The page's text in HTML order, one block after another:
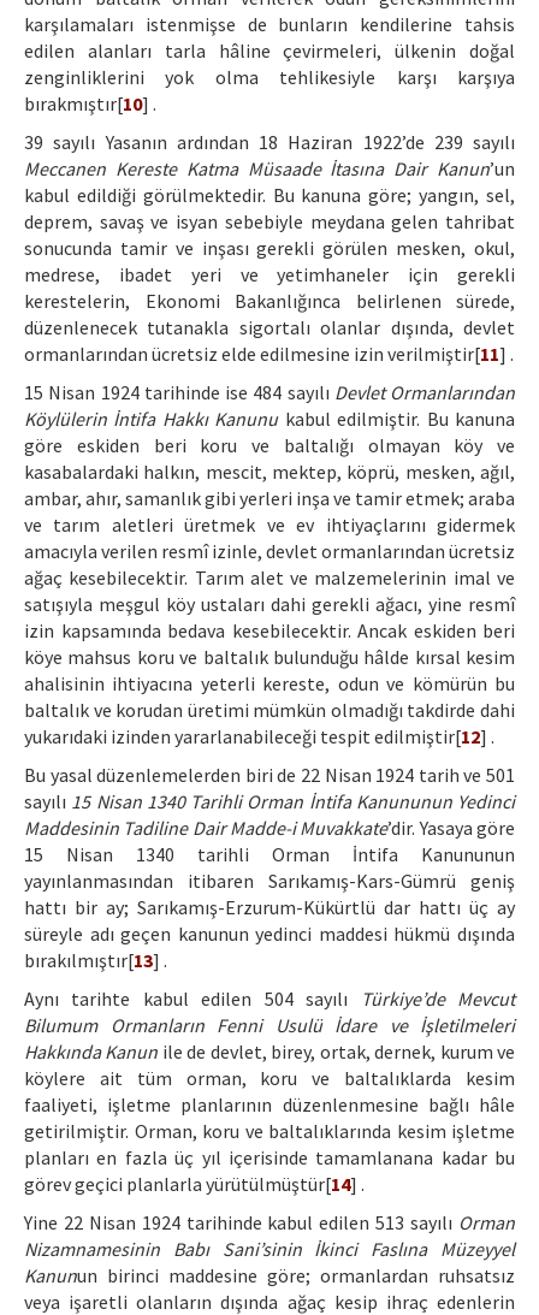
karşılamaları istenmişse de bunların kendilerine tahsis
edilen alanları tarla hâline çevirmeleri, ülkenin doğal
zenginliklerini yok olma tehlikesiyle karşı karşıya
bırakmıştır[10] .
39 sayılı Yasanın ardından 18 Haziran 1922’de 239 sayılı
Meccanen Kereste Katma Müsaade İtasına Dair Kanun’un
kabul edildiği görülmektedir. Bu kanuna göre; yangın, sel,
deprem, savaş ve isyan sebebiyle meydana gelen tahribat
sonucunda tamir ve inşası gerekli görülen mesken, okul,
medrese, ibadet yeri ve yetimhaneler için gerekli
kerestelerin, Ekonomi Bakanlığınca belirlenen sürede,
düzenlenecek tutanakla sigortalı olanlar dışında, devlet
ormanlarından ücretsiz elde edilmesine izin verilmiştir[11] .
15 Nisan 1924 tarihinde ise 484 sayılı Devlet Ormanlarından
Köylülerin İntifa Hakkı Kanunukabul edilmiştir. Bu kanuna
göre eskiden beri koru ve baltalığı olmayan köy ve
kasabalardaki halkın, mescit, mektep, köprü, mesken, ağıl,
ambar, ahır, samanlık gibi yerleri inşa ve tamir etmek; araba
ve tarım aletleri üretmek ve ev ihtiyaçlarını gidermek
amacıyla verilen resmî izinle, devlet ormanlarından ücretsiz
ağaç kesebilecektir. Tarım alet ve malzemelerinin imal ve
satışıyla meşgul köy ustaları dahi gerekli ağacı, yine resmî
izin kapsamında bedava kesebilecektir. Ancak eskiden beri
köye mahsus koru ve baltalık bulunduğu hâlde kırsal kesim
ahalisinin ihtiyacına yeterli kereste, odun ve kömürün bu
baltalık ve korudan üretimi mümkün olmadığı takdirde dahi
yukarıdaki izinden yararlanabileceği tespit edilmiştir[12] .
Bu yasal düzenlemelerden biri de 22 Nisan 1924 tarih ve 501
sayılı 15 Nisan 1340 Tarihli Orman İntifa Kanununun Yedinci
Maddesinin Tadiline Dair Madde-i Muvakkate’dir. Yasaya göre
15 Nisan 1340 tarihli Orman İntifa Kanununun
yayınlanmasından itibaren Sarıkamış-Kars-Gümrü geniş
hattı bir ay; Sarıkamış-Erzurum-Kükürtlü dar hattı üç ay
süreyle adı geçen kanunun yedinci maddesi hükmü dışında
bırakılmıştır[13] .
Aynı tarihte kabul edilen 504 sayılı
Türkiye’de Mevcut
Bilumum Ormanların Fenni Usulü İdare ve İşletilmeleri
Hakkında Kanun ile de devlet, birey, ortak, dernek, kurum ve
köylere ait tüm orman, koru ve baltalıklarda kesim
faaliyeti, işletme planlarının düzenlenmesine bağlı hâle
getirilmiştir. Orman, koru ve baltalıklarında kesim işletme
planları en fazla üç yıl içerisinde tamamlanana kadar bu
görev geçici planlarla yürütülmüştür[14] .
Yine 22 Nisan 1924 tarihinde kabul edilen 513 sayılı Orman
Nizamnamesinin Babı Sani’sinin İkinci Faslına Müzeyyel
Kanunun birinci maddesine göre; ormanlardan ruhsatsız
veya işaretli olanların dışında ağaç kesip ihraç edenlerin